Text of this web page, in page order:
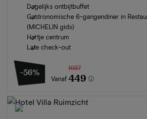
Dagelijks ontbijtbuffet
Gastronomische 6-gangendiner in
(MICHELIN gids)
Hartje centrum
Late check-out
-56%
Vanaf
1027
449